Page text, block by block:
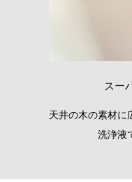
がったカビを弊社オリジナル